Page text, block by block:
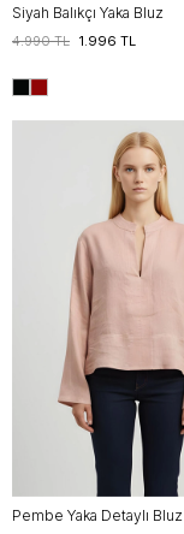
Siyah Balıkçı Yaka Bluz
1.996 TL
4.990 TL
Pembe Yaka Detaylı Bluz